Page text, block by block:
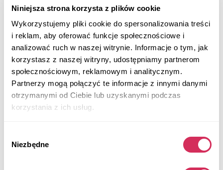
Niniejsza strona korzysta z plików cookie
Wykorzystujemy pliki cookie do spersonalizowania treści
i reklam, aby oferować funkcje społecznościowe i
analizować ruch w naszej witrynie. Informacje o tym, jak
korzystasz z naszej witryny, udostępniamy partnerom
społecznościowym, reklamowym i analitycznym.
Partnerzy mogą połączyć te informacje z innymi danymi
otrzymanymi od Ciebie lub uzyskanymi podczas
korzystania z ich usług.
zgody
Niezbędne